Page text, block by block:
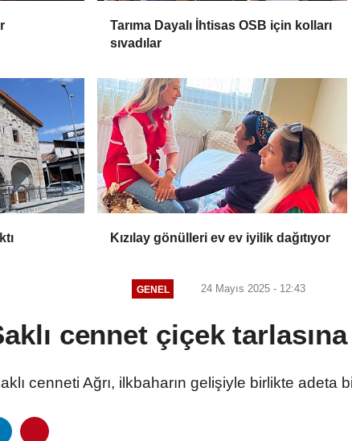
Tarıma Dayalı İhtisas OSB için kolları
sıvadılar
Kızılay gönülleri ev ev iyilik dağıtıyor
GENEL 24 Mayıs 2025 - 12:43
cennet çiçek
cenneti Ağrı, ilkbaharın gelişiyle birlikte adeta